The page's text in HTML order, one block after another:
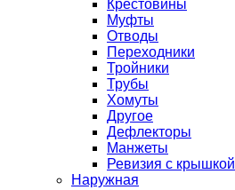
Крестовины
Муфты
Отводы
Переходники
Тройники
Трубы
Хомуты
Другое
Дефлекторы
Манжеты
Ревизия с крышкой
Наружная